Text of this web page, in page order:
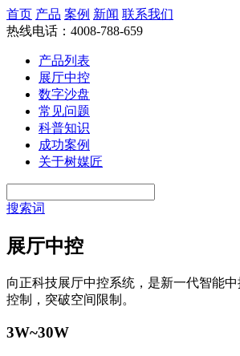
首页 产品 案例 新闻 联系我们
热线电话：4008-788-659
产品列表
展厅中控
数字沙盘
常见问题
科普知识
成功案例
关于树媒匠
搜索词
展厅中控
向正科技展厅中控系统，是新一代智能
控制，突破空间限制。
3W~30W